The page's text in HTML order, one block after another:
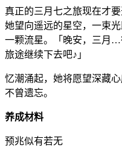
真正的三月七之旅现在才
她望向遥远的星空，一束
一颗流星。「晚安，三月
旅途继续下去吧♪」
忆潮涌起，她将愿望深藏
不曾遗忘。
养成材料
预兆似有若无